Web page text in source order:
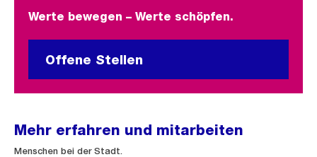
Werte bewegen – Werte schöpfen.
Offene Stellen
Mehr erfahren und mitarbeiten
Menschen bei der Stadt.